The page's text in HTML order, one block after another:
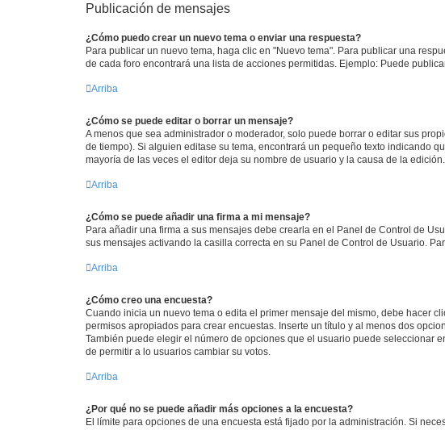
Publicación de mensajes
¿Cómo puedo crear un nuevo tema o enviar una respuesta?
Para publicar un nuevo tema, haga clic en "Nuevo tema". Para publicar una
de cada foro encontrará una lista de acciones permitidas. Ejemplo: Puede
Arriba
¿Cómo se puede editar o borrar un mensaje?
A menos que sea administrador o moderador, solo puede borrar o editar sus
de tiempo). Si alguien editase su tema, encontrará un pequeño texto indicando
mayoría de las veces el editor deja su nombre de usuario y la causa de la
Arriba
¿Cómo se puede añadir una firma a mi mensaje?
Para añadir una firma a sus mensajes debe crearla en el Panel de Control de
sus mensajes activando la casilla correcta en su Panel de Control de Usuario.
Arriba
¿Cómo creo una encuesta?
Cuando inicia un nuevo tema o edita el primer mensaje del mismo, debe hacer
permisos apropiados para crear encuestas. Inserte un título y al menos dos
También puede elegir el número de opciones que el usuario puede seleccionar
de permitir a lo usuarios cambiar su votos.
Arriba
¿Por qué no se puede añadir más opciones a la encuesta?
El límite para opciones de una encuesta está fijado por la administración. Si